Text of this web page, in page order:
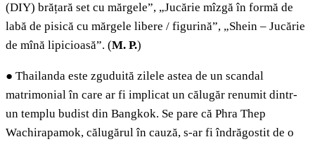
(DIY) brățară set cu mărgele”, „Jucărie mîzgă în formă de
labă de pisică cu mărgele libere / figurină”, „Shein – Jucărie
de mînă lipicioasă”. (M. P.)
● Thailanda este zguduită zilele astea de un scandal
matrimonial în care ar fi implicat un călugăr renumit dintr-
un templu budist din Bangkok. Se pare că Phra Thep
Wachirapamok, călugărul în cauză, s-ar fi îndrăgostit de o